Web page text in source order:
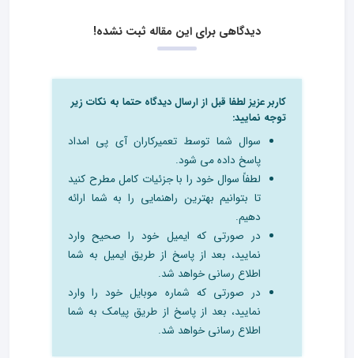
دیدگاهی برای این مقاله ثبت نشده!
کاربر عزیز لطفا قبل از ارسال دیدگاه حتما به نکات زیر
توجه نمایید:
سوال شما توسط تعمیرکاران آی پی امداد
پاسخ داده می شود.
لطفاً سوال خود را با جزئیات کامل مطرح کنید
تا بتوانیم بهترین راهنمایی را به شما ارائه
دهیم.
در صورتی که ایمیل خود را صحیح وارد
نمایید، بعد از پاسخ از طریق ایمیل به شما
اطلاع رسانی خواهد شد.
در صورتی که شماره موبایل خود را وارد
نمایید، بعد از پاسخ از طریق پیامک به شما
اطلاع رسانی خواهد شد.